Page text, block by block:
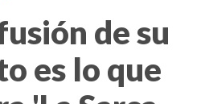
de su
es lo que